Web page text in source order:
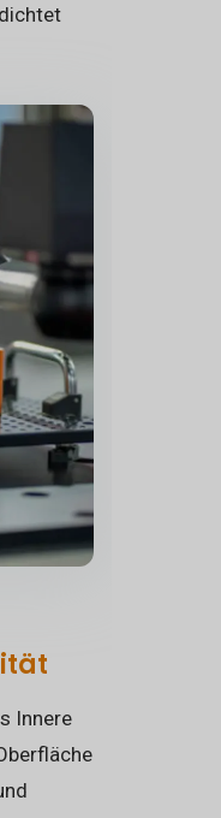
Innere